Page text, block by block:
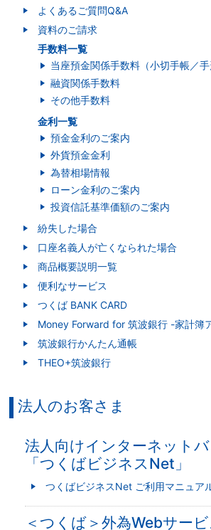
よくあるご質問Q&A
資料のご請求
手数料一覧
当座預金関係手数料（小切手帳／手
融資関係手数料
その他手数料
金利一覧
預金金利のご案内
外貨預金金利
為替相場情報
ローン金利のご案内
投資信託基準価額のご案内
紛失した場合
口座名義人が亡くなられた場合
商品概要説明一覧
便利なサービス
つくば BANK CARD
Money Forward for 筑波銀行 -家計簿
筑波銀行かんたん通帳
THEO+筑波銀行
法人のお客さま
法人向けインターネット
「つくばビジネスNet」
つくばビジネスNet ご利用マニュア
＜つくば＞外為Webサービ